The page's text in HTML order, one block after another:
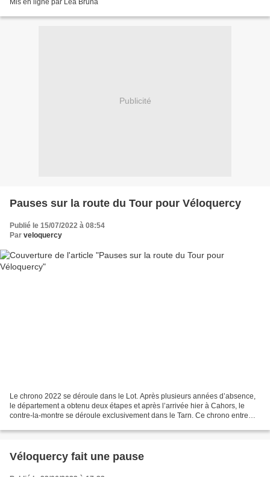
Publicité
Pauses sur la route du Tour pour Véloquercy
Publié le 15/07/2022 à 08:54
Par veloquercy
Le chrono 2022 se déroule dans le Lot. Après plusieurs années d’absence,
le département a obtenu deux étapes et après l’arrivée hier à Cahors, le
contre-la-montre se déroule exclusivement dans le Tarn. Ce chrono entre
Véloquercy fait une pause